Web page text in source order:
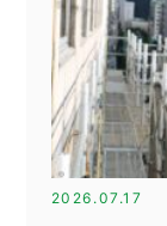
2026.07.17